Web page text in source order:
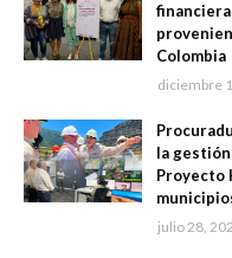
Colombia
diciembre
la
Proyecto
julio 28,